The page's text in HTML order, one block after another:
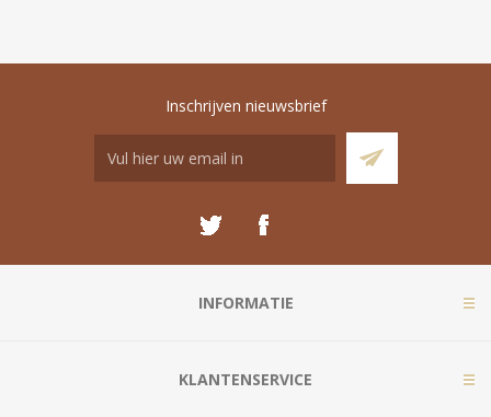
Inschrijven nieuwsbrief
INFORMATIE
KLANTENSERVICE